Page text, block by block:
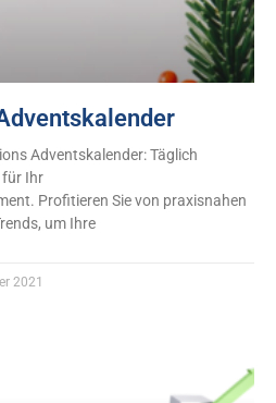
Adventskalender: Täglich
für Ihr
Profitieren Sie von praxisnahen
um Ihre
2021